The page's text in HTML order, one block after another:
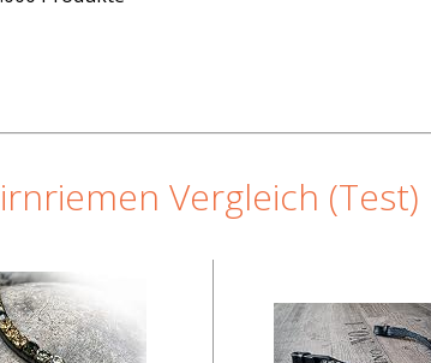
Vergleich (Test)